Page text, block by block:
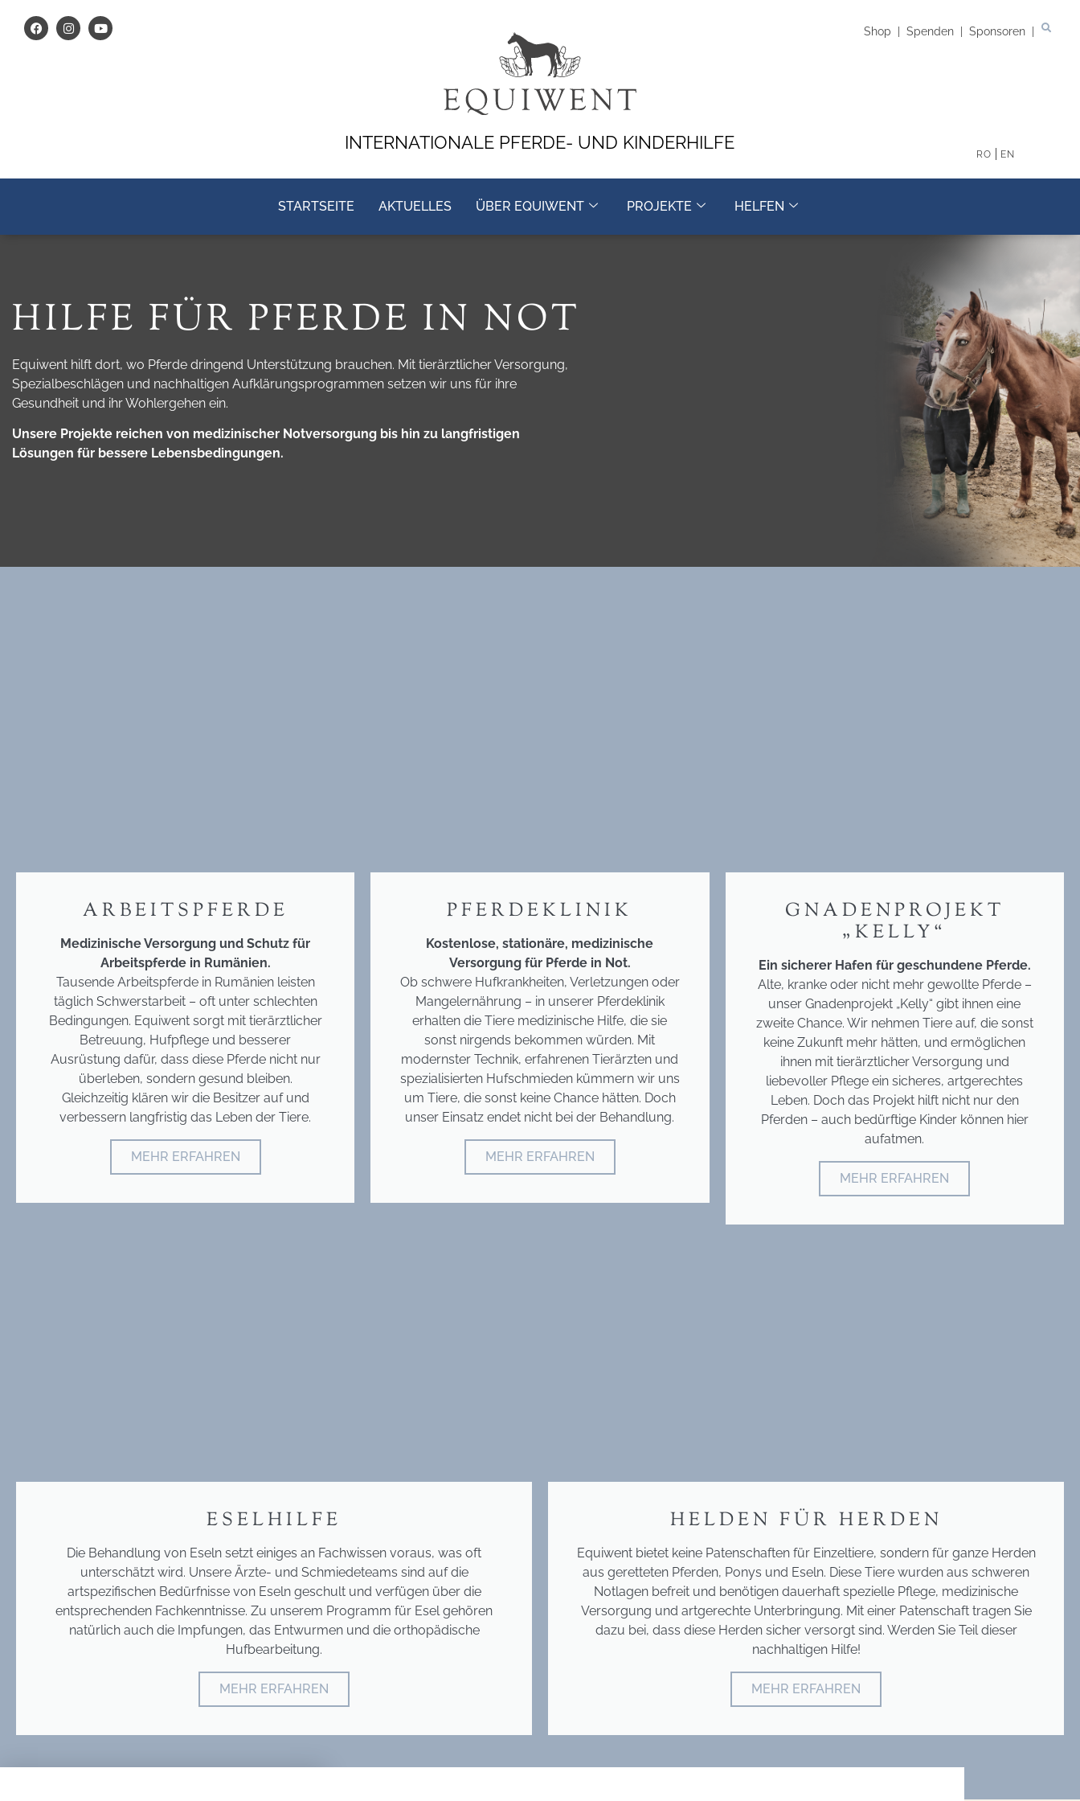
Shop Spenden Sponsoren
INTERNATIONALE PFERDE- UND KINDERHILFE
RO EN
STARTSEITE AKTUELLES ÜBER EQUIWENT PROJEKTE HELFEN
HILFE FÜR PFERDE IN NOT
Equiwent hilft dort, wo Pferde dringend Unterstützung brauchen. Mit tierärztlicher Versorgung,
Spezialbeschlägen und nachhaltigen Aufklärungsprogrammen setzen wir uns für ihre
Gesundheit und ihr Wohlergehen ein.
Unsere Projekte reichen von medizinischer Notversorgung bis hin zu langfristigen
Lösungen für bessere Lebensbedingungen.
ARBEITSPFERDE
Medizinische Versorgung und Schutz für
Arbeitspferde in Rumänien.
Tausende Arbeitspferde in Rumänien leisten
täglich Schwerstarbeit – oft unter schlechten
Bedingungen. Equiwent sorgt mit tierärztlicher
Betreuung, Hufpflege und besserer
Ausrüstung dafür, dass diese Pferde nicht nur
überleben, sondern gesund bleiben.
Gleichzeitig klären wir die Besitzer auf und
verbessern langfristig das Leben der Tiere.
MEHR ERFAHREN
PFERDEKLINIK
Kostenlose, stationäre, medizinische
Versorgung für Pferde in Not.
Ob schwere Hufkrankheiten, Verletzungen oder
Mangelernährung – in unserer Pferdeklinik
erhalten die Tiere medizinische Hilfe, die sie
sonst nirgends bekommen würden. Mit
modernster Technik, erfahrenen Tierärzten und
spezialisierten Hufschmieden kümmern wir uns
um Tiere, die sonst keine Chance hätten. Doch
unser Einsatz endet nicht bei der Behandlung.
MEHR ERFAHREN
GNADENPROJEKT
„KELLY“
Ein sicherer Hafen für geschundene Pferde.
Alte, kranke oder nicht mehr gewollte Pferde –
unser Gnadenprojekt „Kelly“ gibt ihnen eine
zweite Chance. Wir nehmen Tiere auf, die sonst
keine Zukunft mehr hätten, und ermöglichen
ihnen mit tierärztlicher Versorgung und
liebevoller Pflege ein sicheres, artgerechtes
Leben. Doch das Projekt hilft nicht nur den
Pferden – auch bedürftige Kinder können hier
aufatmen.
MEHR ERFAHREN
ESELHILFE
Die Behandlung von Eseln setzt einiges an Fachwissen voraus, was oft
unterschätzt wird. Unsere Ärzte- und Schmiedeteams sind auf die
artspezifischen Bedürfnisse von Eseln geschult und verfügen über die
entsprechenden Fachkenntnisse. Zu unserem Programm für Esel gehören
natürlich auch die Impfungen, das Entwurmen und die orthopädische
Hufbearbeitung.
MEHR ERFAHREN
HELDEN FÜR HERDEN
Equiwent bietet keine Patenschaften für Einzeltiere, sondern für ganze Herden
aus geretteten Pferden, Ponys und Eseln. Diese Tiere wurden aus schweren
Notlagen befreit und benötigen dauerhaft spezielle Pflege, medizinische
Versorgung und artgerechte Unterbringung. Mit einer Patenschaft tragen Sie
dazu bei, dass diese Herden sicher versorgt sind. Werden Sie Teil dieser
nachhaltigen Hilfe!
MEHR ERFAHREN